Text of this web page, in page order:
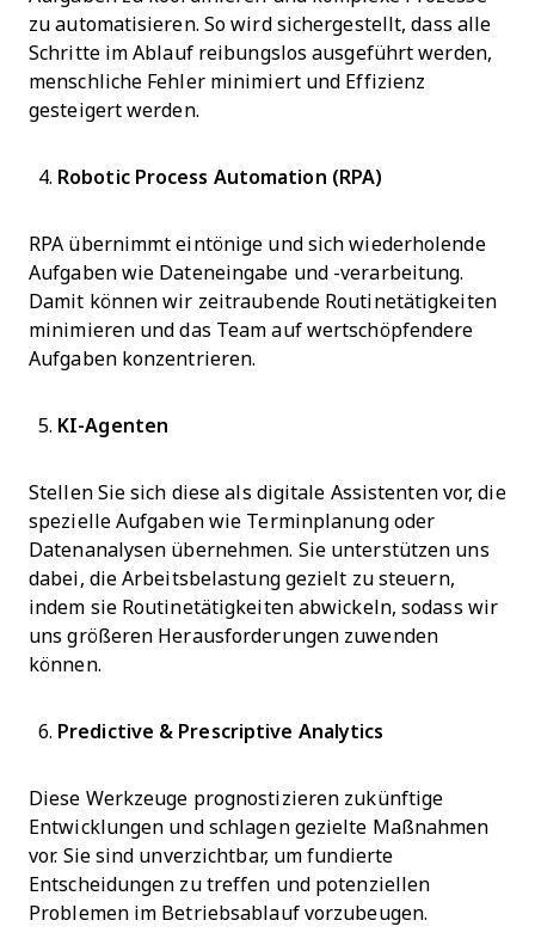
zu automatisieren. So wird sichergestellt, dass alle
Schritte im Ablauf reibungslos ausgeführt werden,
menschliche Fehler minimiert und Effizienz
gesteigert werden.
Robotic Process Automation (RPA)
RPA übernimmt eintönige und sich wiederholende
Aufgaben wie Dateneingabe und -verarbeitung.
Damit können wir zeitraubende Routinetätigkeiten
minimieren und das Team auf wertschöpfendere
Aufgaben konzentrieren.
KI-Agenten
Stellen Sie sich diese als digitale Assistenten vor, die
spezielle Aufgaben wie Terminplanung oder
Datenanalysen übernehmen. Sie unterstützen uns
dabei, die Arbeitsbelastung gezielt zu steuern,
indem sie Routinetätigkeiten abwickeln, sodass wir
uns größeren Herausforderungen zuwenden
können.
Predictive & Prescriptive Analytics
Diese Werkzeuge prognostizieren zukünftige
Entwicklungen und schlagen gezielte Maßnahmen
vor. Sie sind unverzichtbar, um fundierte
Entscheidungen zu treffen und potenziellen
Problemen im Betriebsablauf vorzubeugen.